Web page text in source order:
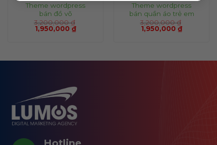
Theme wordpress
bán đồ võ
3,200,000₫
1,950,000 ₫
Theme wordpress
bán quần áo trẻ em
3,200,000₫
1,950,000 ₫